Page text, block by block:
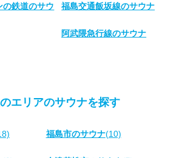
の鉄道のサウ 福島交通飯坂線のサウナ
阿武隈急行線のサウナ
エリアのサウナを探す
福島市のサウナ(10)